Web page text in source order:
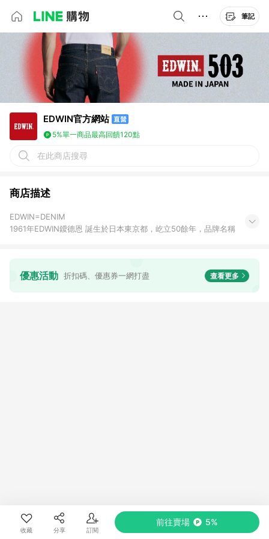
筆記
EDWIN官方網站
5%單一商品最高回饋120點
在此商店搜尋
商店描述
EDWIN=DENIM
1961年EDWIN鑀德恩 誕生於日本東京都，屹立50餘年，品牌名稱
丹寧布料的品牌，更首度嘗試以『液態氮』技術，於丹寧褲表面創
造更自然的刷色與舒適的觸感，打造經典503褲款。
2013年於東京發表全球第一件具有360°全方位彈性機能丹寧褲
優惠活動 折扣碼、優惠券一網打盡 查看更多
收藏 分享 訂閱
前往賣場 5%